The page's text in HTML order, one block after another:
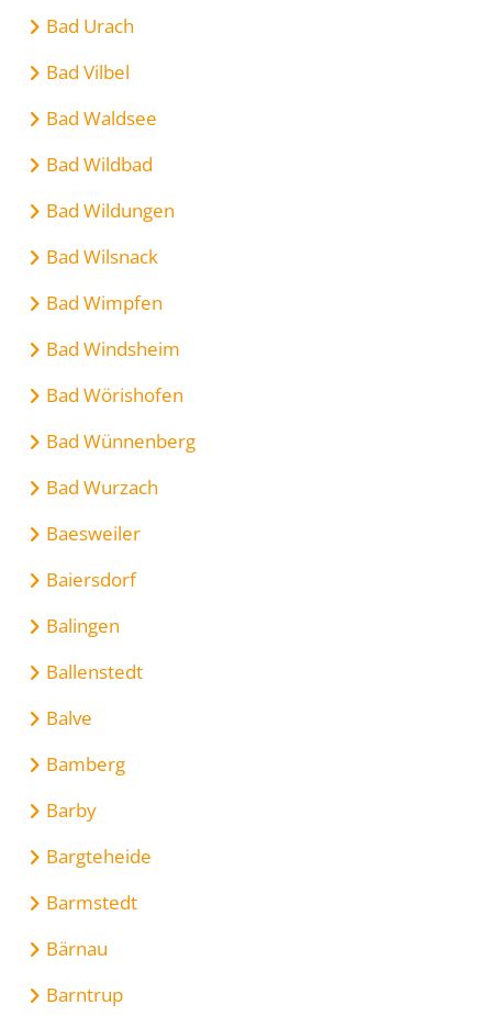
Bad Urach
Bad Vilbel
Bad Waldsee
Bad Wildbad
Bad Wildungen
Bad Wilsnack
Bad Wimpfen
Bad Windsheim
Bad Wörishofen
Bad Wünnenberg
Bad Wurzach
Baesweiler
Baiersdorf
Balingen
Ballenstedt
Balve
Bamberg
Barby
Bargteheide
Barmstedt
Bärnau
Barntrup